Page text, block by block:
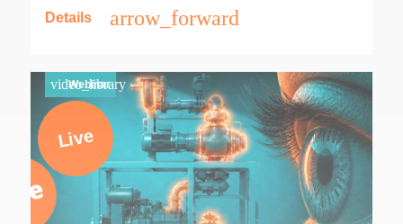
Details arrow_forward
video_library
Webinar
Live